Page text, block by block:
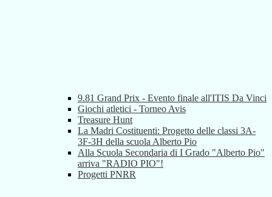
9.81 Grand Prix - Evento finale all'ITIS Da Vinci
Giochi atletici - Torneo Avis
Treasure Hunt
La Madri Costituenti: Progetto delle classi 3A-
3F-3H della scuola Alberto Pio
Alla Scuola Secondaria di I Grado "Alberto Pio"
arriva "RADIO PIO"!
Progetti PNRR